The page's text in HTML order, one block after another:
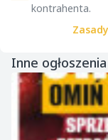
kontrahenta.
Inne